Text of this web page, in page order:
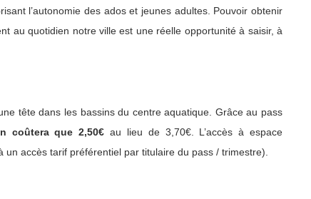
l’autonomie des ados et jeunes adultes. Pouvoir obtenir
au quotidien notre ville est une réelle opportunité à saisir, à
tête dans les bassins du centre aquatique. Grâce au pass
coûtera que 2,50€ au lieu de 3,70€. L’accès à espace
accès tarif préférentiel par titulaire du pass / trimestre).